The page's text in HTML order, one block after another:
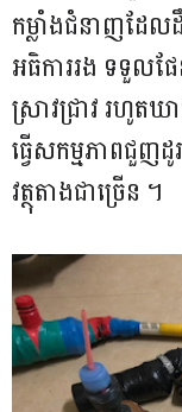
កម្លាំងជំនាញ​ដែ
អធិការរង ទទួលផែ
ស្រាវជ្រាវ រហូត
ធ្វើសកម្មភាពជួញ
វត្ថុតាងជាច្រើន ។